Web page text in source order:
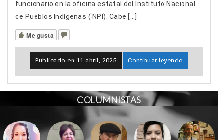
funcionario en la oficina estatal del Instituto Nacional
de Pueblos Indígenas (INPI). Cabe […]
Me gusta
Publicado en 11 abril, 2025 Continuar leyendo
COLUMNISTAS